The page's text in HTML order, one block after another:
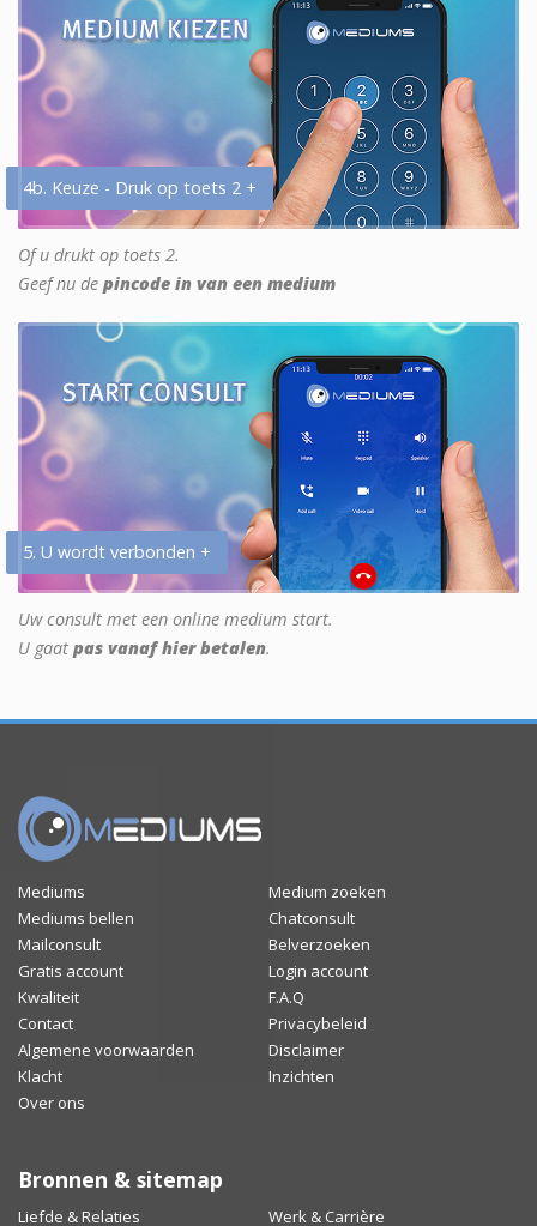
4b. Keuze - Druk op toets 2 +
Of u drukt op toets 2.
Geef nu de pincode in van een medium
5. U wordt verbonden +
Uw consult met een online medium start.
U gaat pas vanaf hier betalen.
Mediums
Medium zoeken
Mediums bellen
Chatconsult
Mailconsult
Belverzoeken
Gratis account
Login account
Kwaliteit
F.A.Q
Contact
Privacybeleid
Algemene voorwaarden
Disclaimer
Klacht
Inzichten
Over ons
Bronnen & sitemap
Liefde & Relaties Werk & Carrière